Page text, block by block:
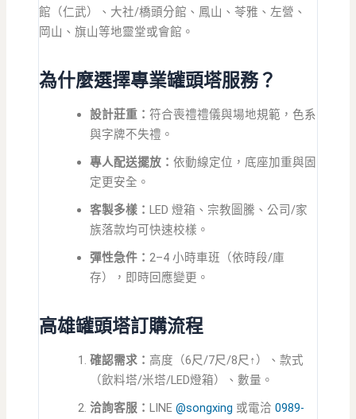
館（仁武）、大社/橋頭分館、鳳山、苓雅、左營、
岡山、旗山等地靈堂或會館。
為什麼選擇專業罐頭塔服務？
設計莊重：符合喪禮禮儀與場地規範，色系
與字牌不失禮。
專人配送擺放：依動線定位，底座加重與固
定更安全。
客製多樣：LED 燈箱、宗教圖騰、公司/家
族落款均可快速校樣。
彈性急件：2–4 小時車班（依時段/庫
存），即時回應變更。
高雄罐頭塔訂購流程
確認需求： 高度（6尺/7尺/8尺↑）、款式
（飲料塔/米塔/LED燈箱）、數量。
洽詢客服：LINE@songxing 或電洽0989-